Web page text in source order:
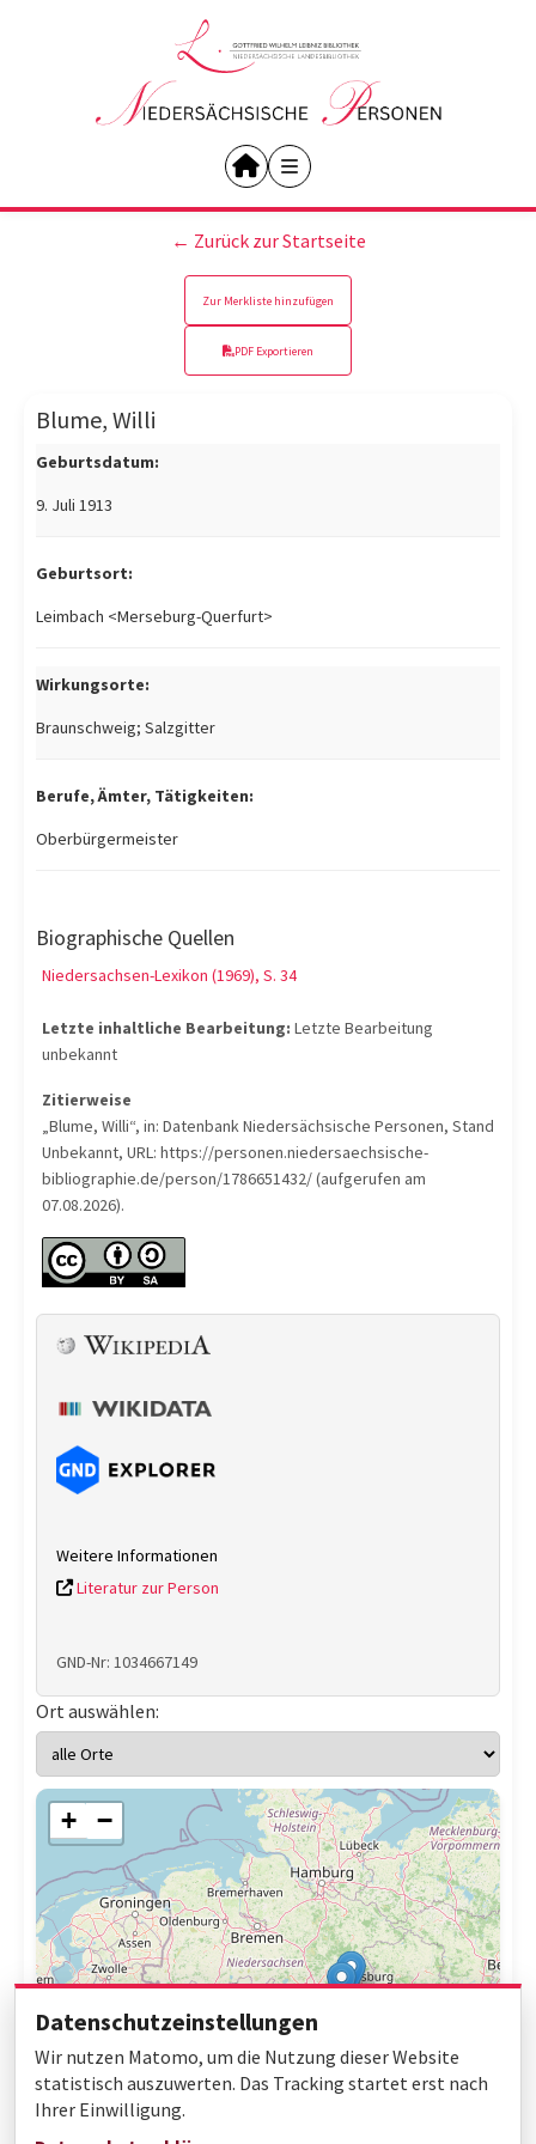
← Zurück zur Startseite
Zur Merkliste hinzufügen
PDF Exportieren
Blume, Willi
Geburtsdatum:
9. Juli 1913
Geburtsort:
Leimbach <Merseburg-Querfurt>
Wirkungsorte:
Braunschweig; Salzgitter
Berufe, Ämter, Tätigkeiten:
Oberbürgermeister
Biographische Quellen
Niedersachsen-Lexikon (1969), S. 34
Letzte inhaltliche Bearbeitung: Letzte Bearbeitung
unbekannt
Zitierweise
„Blume, Willi“, in: Datenbank Niedersächsische Personen, Stand
Unbekannt, URL: https://personen.niedersaechsische-
bibliographie.de/person/1786651432/ (aufgerufen am
07.08.2026).
Weitere Informationen
Literatur zur Person
GND-Nr: 1034667149
Ort auswählen:
+ −
Datenschutzeinstellungen
Wir nutzen Matomo, um die Nutzung dieser Website
statistisch auszuwerten. Das Tracking startet erst nach
Ihrer Einwilligung.